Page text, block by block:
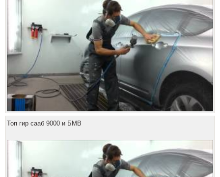
Топ гир сааб 9000 и БМВ